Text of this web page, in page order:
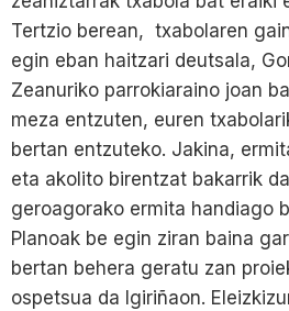
Tertzio berean, txabolaren
egin eban haitzari deutsala,
Zeanuriko parrokiaraino joan
meza entzuten, euren
bertan entzuteko. Jakina,
eta akolito birentzat bakarrik
geroagorako ermita handiago
Planoak be egin ziran baina
bertan behera geratu zan
ospetsua da Igiriñaon.